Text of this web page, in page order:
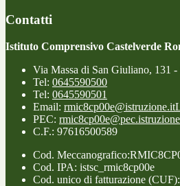
Contatti
Istituto Comprensivo Castelverde
Via Massa di San Giuliano, 131 -
Tel: 0645590500
Tel: 0645590501
Email: rmic8cp00e@istruzione.it
PEC:
C.F.: 97616500589
Cod.
Cod. IPA: istsc_rmic8cp00e
Cod. unico di fatturazione